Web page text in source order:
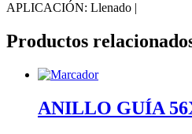
APLICACIÓN: Llenado |
Productos
ANILLO GUÍA